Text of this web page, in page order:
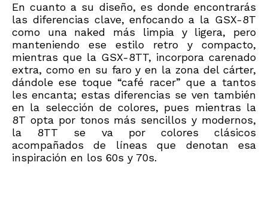
En cuanto a su diseño, es donde encontrarás
las diferencias clave, enfocando a la GSX-8T
como una naked más limpia y ligera, pero
manteniendo ese estilo retro y compacto,
mientras que la GSX-8TT, incorpora carenado
extra, como en su faro y en la zona del cárter,
dándole ese toque “café racer” que a tantos
les encanta; estas diferencias se ven también
en la selección de colores, pues mientras la
8T opta por tonos más sencillos y modernos,
la 8TT se va por colores clásicos
acompañados de líneas que denotan esa
inspiración en los 60s y 70s.